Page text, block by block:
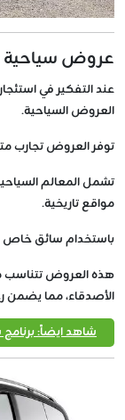
عروض سياحية
العروض السياحية.
توفر العروض تجارب
تشمل المعالم
مواقع تاريخية.
باستخدام سائق خاص
هذه العروض تتناسب
الأصدقاء، مما يضمن
شاهد ايضاً: برنامج